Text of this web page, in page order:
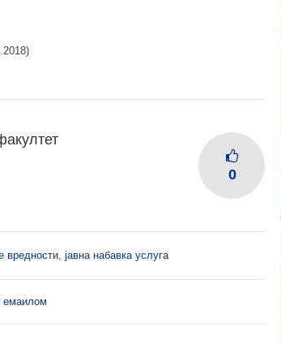
0
вредности, јавна набавка услуга